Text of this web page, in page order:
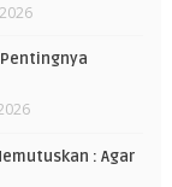
Pentingnya
: Agar